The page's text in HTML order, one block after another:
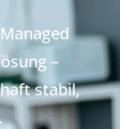
–
stabil,